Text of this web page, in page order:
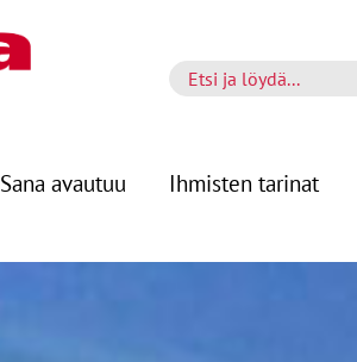
Sana avautuu Ihmisten tarinat